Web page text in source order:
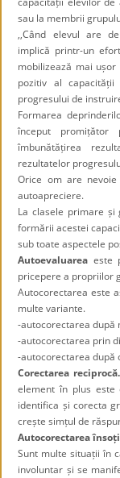
sau la membrii
,,Când elevul are
implică printr-un
mobilizează mai
pozitiv al
progresului de
Formarea
început promițător
îmbunătățirea
rezultatelor
Orice om are
autoapreciere.
La clasele primare și
formării acestei
sub toate aspectele
Autoevaluarea este
pricepere a propriilor
Autocorectarea este
multe variante.
-autocorectarea după
-autocorectarea prin
-autocorectarea după
Corectarea reciprocă.
element în plus este
identifica și corecta
crește simțul de
Autocorectarea
Sunt multe situații în
involuntar și se